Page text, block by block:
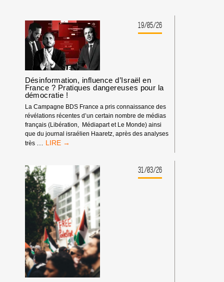
19/05/26
Désinformation, influence d’Israël en
France ? Pratiques dangereuses pour la
démocratie !
La Campagne BDS France a pris connaissance des
révélations récentes d’un certain nombre de médias
français (Libération, Médiapart et Le Monde) ainsi
que du journal israélien Haaretz, après des analyses
très
DÉSINFORMATION,
EN
FRANCE
?
PRATIQUES
DANGEREUSES
POUR
LA
DÉMOCRATIE
!
31/03/26